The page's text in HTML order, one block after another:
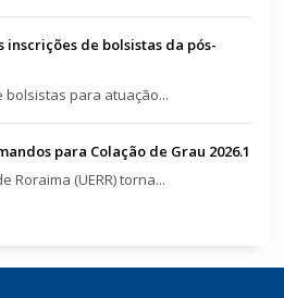
de bolsistas da pós-
bolsistas para atuação...
para Colação de Grau 2026.1
Roraima (UERR) torna...